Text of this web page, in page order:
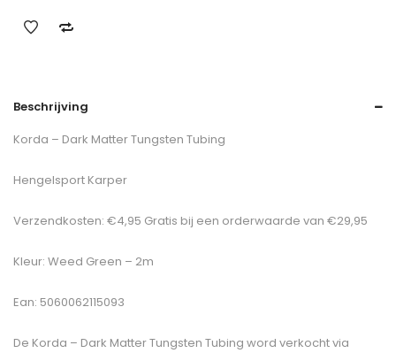
Beschrijving
Korda – Dark Matter Tungsten Tubing
Hengelsport Karper
Verzendkosten: €4,95 Gratis bij een orderwaarde van €29,95
Kleur: Weed Green – 2m
Ean: 5060062115093
De Korda – Dark Matter Tungsten Tubing word verkocht via